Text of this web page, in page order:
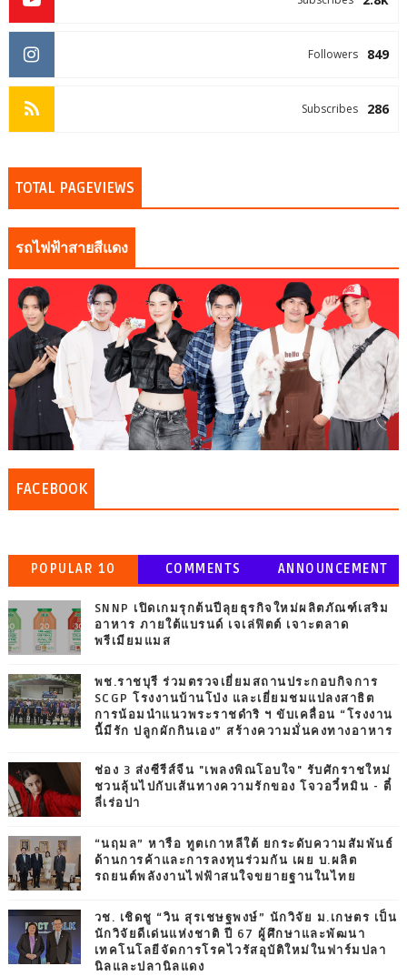
849
Followers
286
Subscribes
TOTAL PAGEVIEWS
รถไฟฟ้าสายสีแดง
FACEBOOK
POPULAR 10 COMMENTS ANNOUNCEMENT
SNNP เปิดเกมรุกต้นปีลุยธุรกิจใหม่ผลิตภัณฑ์เสริม
อาหาร ภายใต้แบรนด์ เจเล่ฟิตต์ เจาะตลาด
พรีเมียมแมส
พช.ราชบุรี ร่วมตรวจเยี่ยมสถานประกอบกิจการ
SCGP โรงงานบ้านโป่ง และเยี่ยมชมแปลงสาธิต
การน้อมนำแนวพระราชดำริ ฯ ขับเคลื่อน “โรงงาน
นี้มีรัก ปลูกผักกินเอง” สร้างความมั่นคงทางอาหาร
ช่อง 3 ส่งซีรีส์จีน "เพลงพิณโอบใจ" รับศักราชใหม่
ชวนลุ้นไปกับเส้นทางความรักของ โจวอวี๋หมิน - ตี๋
ลี่เร่อปา
“นฤมล” หารือ ทูตเกาหลีใต้ ยกระดับความสัมพันธ์
ด้านการค้าและการลงทุนร่วมกัน เผย บ.ผลิต
รถยนต์พลังงานไฟฟ้าสนใจขยายฐานในไทย
วช. เชิดชู “วิน สุรเชษฐพงษ์” นักวิจัย ม.เกษตร เป็น
นักวิจัยดีเด่นแห่งชาติ ปี 67 ผู้ศึกษาและพัฒนา
เทคโนโลยีจัดการโรคไวรัสอุบัติใหม่ในฟาร์มปลา
นิลและปลานิลแดง